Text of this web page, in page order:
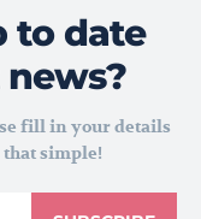
to date
fill in your details
simple!